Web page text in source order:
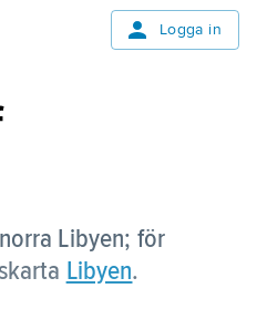
Logga in
Libyen; för
Libyen.